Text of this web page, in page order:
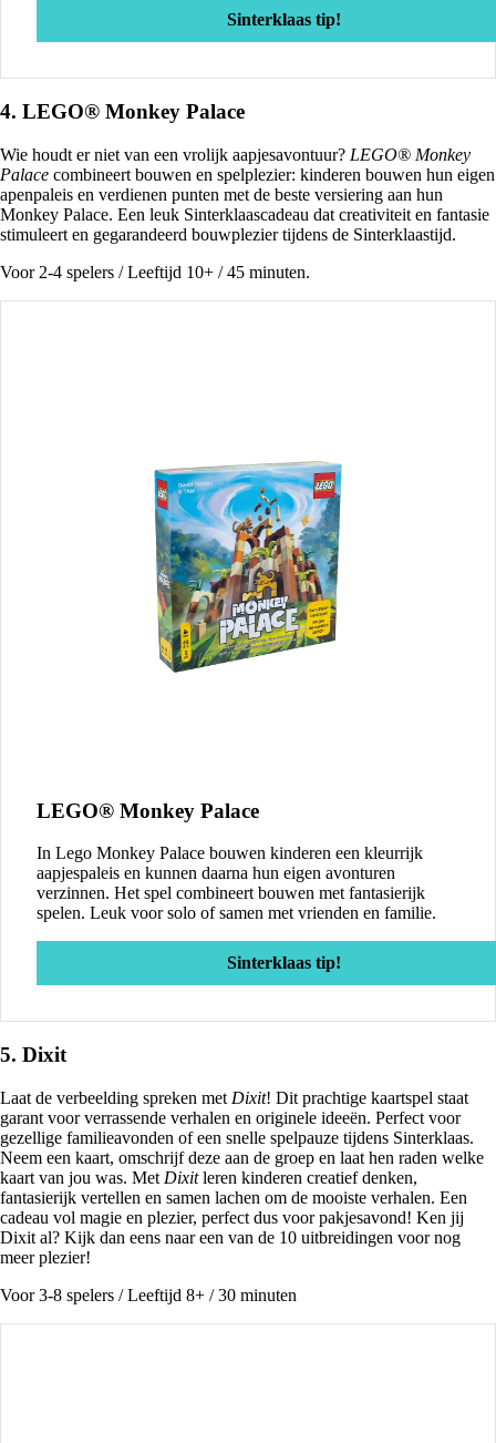
Sinterklaas tip!
4. LEGO® Monkey Palace
Wie houdt er niet van een vrolijk aapjesavontuur? LEGO® Monkey
Palace combineert bouwen en spelplezier: kinderen bouwen hun eigen
apenpaleis en verdienen punten met de beste versiering aan hun
Monkey Palace. Een leuk Sinterklaascadeau dat creativiteit en fantasie
stimuleert en gegarandeerd bouwplezier tijdens de Sinterklaastijd.
Voor 2-4 spelers / Leeftijd 10+ / 45 minuten.
LEGO® Monkey Palace
In Lego Monkey Palace bouwen kinderen een kleurrijk
aapjespaleis en kunnen daarna hun eigen avonturen
verzinnen. Het spel combineert bouwen met fantasierijk
spelen. Leuk voor solo of samen met vrienden en familie.
Sinterklaas tip!
5. Dixit
Laat de verbeelding spreken met Dixit! Dit prachtige kaartspel staat
garant voor verrassende verhalen en originele ideeën. Perfect voor
gezellige familieavonden of een snelle spelpauze tijdens Sinterklaas.
Neem een kaart, omschrijf deze aan de groep en laat hen raden welke
kaart van jou was. Met Dixitleren kinderen creatief denken,
fantasierijk vertellen en samen lachen om de mooiste verhalen. Een
cadeau vol magie en plezier, perfect dus voor pakjesavond! Ken jij
Dixit al? Kijk dan eens naar een van de 10 uitbreidingen voor nog
meer plezier!
Voor 3-8 spelers / Leeftijd 8+ / 30 minuten